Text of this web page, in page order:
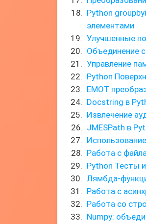
Python
элементами
Улучшенные
Объединение
Управление
Python
EMOT
Docstring в
Извлечение
JMESPath в
Работа с
Python Тесты
Лямбда-
Работа с
Работа со
Numpy: